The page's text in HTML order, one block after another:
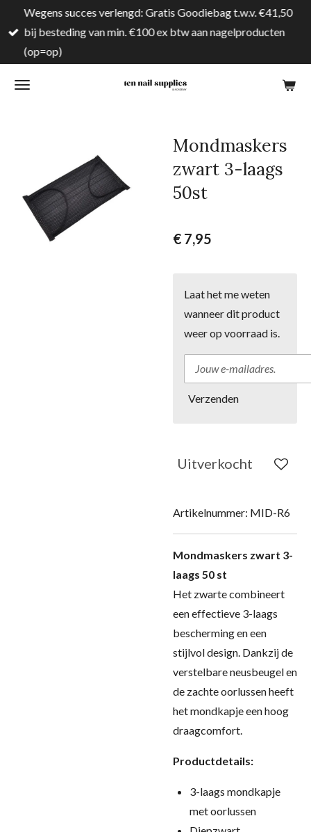
direct
naar
hoofdinhoud
Wegens succes verlengd: Gratis Goodiebag t.w.v. €41,50
bij besteding van min. €100 ex btw aan nagelproducten
(op=op)
Mondmaskers
zwart 3-laags
50st
€ 7,95
Laat het me weten
wanneer dit product
weer op voorraad is.
Verzenden
Uitverkocht
Artikelnummer: MID-R6
Mondmaskers zwart 3-
laags 50 st
Het zwarte combineert
een effectieve 3-laags
bescherming en een
stijlvol design. Dankzij de
verstelbare neusbeugel en
de zachte oorlussen heeft
het mondkapje een hoog
draagcomfort.
Productdetails:
3-laags mondkapje
met oorlussen